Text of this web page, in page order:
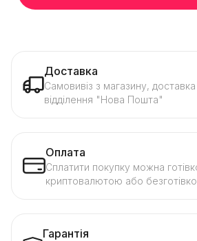
Доставка
Самовивіз з магазину,
відділення "Нова Пошта"
Оплата
Сплатити покупку можна
криптовалютою або
Гарантія